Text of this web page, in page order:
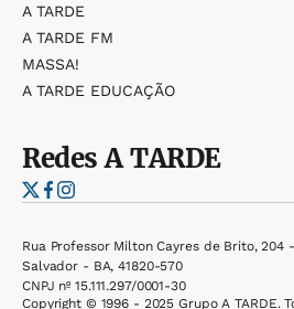
A TARDE
A TARDE FM
MASSA!
A TARDE EDUCAÇÃO
RedesA TARDE
Rua Professor Milton Cayres de Brito, 204
Salvador - BA, 41820-570
CNPJ nº 15.111.297/0001-30
Copyright © 1996 - 2025 Grupo A TARDE.